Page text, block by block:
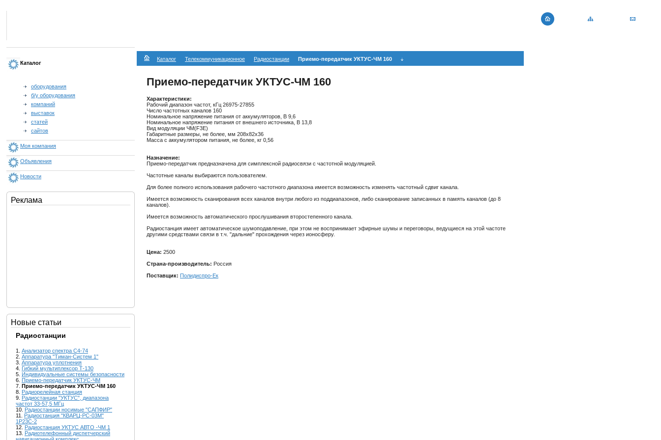
Каталог
оборудования
б/у оборудования
компаний
выставок
статей
сайтов
Моя компания
Объявления
Новости
Реклама
Новые статьи
Радиостанции
1. Анализатор спектра С4-74
2. Аппаратура "Тиман-Систем 1"
3. Аппаратура уплотнения
4. Гибкий мультиплексор Т-130
5. Индивидуальные системы безопасности
6. Приемо-передатчик УКТУС-ЧМ
7. Приемо-передатчик УКТУС-ЧМ 160
8. Радиорелейная станция
9. Радиостанции "УКТУС", диапазона
частот 33-57,5 МГц
10. Радиостанции носимые "САПФИР"
11. Радиостанция "КВАРЦ-РС-03М"
1Р23С-2
12. Радиостанция УКТУС АВТО -ЧМ 1
13. Радиотелефонный диспетчерский
Каталог Телекоммуникационное Радиостанции Приемо-передатчик УКТУС-ЧМ 160
Приемо-передатчик УКТУС-ЧМ 160
Характеристики:
Рабочий диапазон частот, кГц 26975-27855
Число частотных каналов 160
Номинальное напряжение питания от аккумуляторов, В 9,6
Номинальное напряжение питания от внешнего источника, В 13,8
Вид модуляции ЧМ(F3E)
Габаритные размеры, не более, мм 208х82х36
Масса с аккумулятором питания, не более, кг 0,56
Назначение:
Приемо-передатчик предназначена для симплексной радиосвязи с частотной модуляцией.
Частотные каналы выбираются пользователем.
Для более полного использования рабочего частотного диапазона имеется возможность изменять частотный сдвиг канала.
Имеется возможность сканирования всех каналов внутри любого из поддиапазонов, либо сканирование записанных в память каналов (до 8
каналов).
Имеется возможность автоматического прослушивания второстепенного канала.
Радиостанция имеет автоматическое шумоподавление, при этом не воспринимает эфирные шумы и переговоры, ведущиеся на этой частоте
другими средствами связи в т.ч. "дальние" прохождения через ионосферу.
Цена: 2500
Страна-производитель: Россия
Поставщик: Полидиспро-Ек